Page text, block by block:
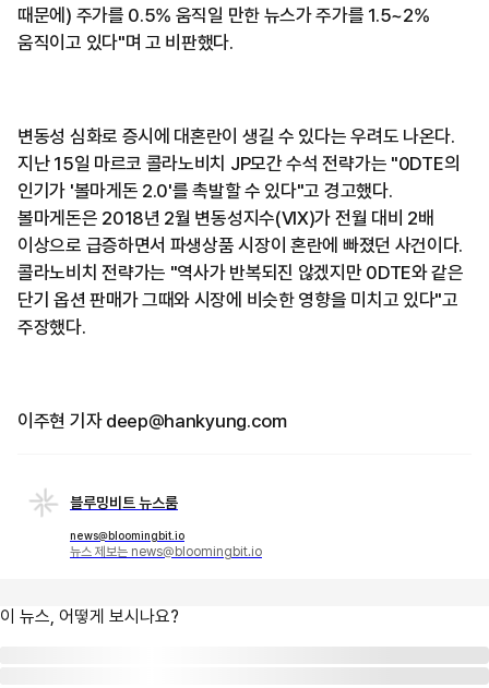
때문에) 주가를 0.5% 움직일 만한 뉴스가 주가를 1.5~2%
움직이고 있다"며 고 비판했다.
변동성 심화로 증시에 대혼란이 생길 수 있다는 우려도 나온다.
지난 15일 마르코 콜라노비치 JP모간 수석 전략가는 "0DTE의
인기가 '볼마게돈 2.0'를 촉발할 수 있다"고 경고했다.
볼마게돈은 2018년 2월 변동성지수(VIX)가 전월 대비 2배
이상으로 급증하면서 파생상품 시장이 혼란에 빠졌던 사건이다.
콜라노비치 전략가는 "역사가 반복되진 않겠지만 0DTE와 같은
단기 옵션 판매가 그때와 시장에 비슷한 영향을 미치고 있다"고
주장했다.
이주현 기자 deep@hankyung.com
블루밍비트 뉴스룸
news@bloomingbit.io
뉴스 제보는 news@bloomingbit.io
이 뉴스, 어떻게 보시나요?